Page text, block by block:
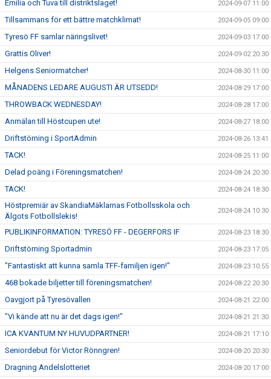
Emilia och Tuva till distriktslaget! 2024-09-07 11:00
Tillsammans för ett bättre matchklimat! 2024-09-05 09:00
Tyresö FF samlar näringslivet! 2024-09-03 17:00
Grattis Oliver! 2024-09-02 20:30
Helgens Seniormatcher! 2024-08-30 11:00
MÅNADENS LEDARE AUGUSTI ÄR UTSEDD! 2024-08-29 17:00
THROWBACK WEDNESDAY! 2024-08-28 17:00
Anmälan till Höstcupen ute! 2024-08-27 18:00
Driftstörning i SportAdmin 2024-08-26 13:41
TACK! 2024-08-25 11:00
Delad poäng i Föreningsmatchen! 2024-08-24 20:30
TACK! 2024-08-24 18:30
Höstpremiär av SkandiaMäklarnas Fotbollsskola och
Älgots Fotbollslekis!
2024-08-24 10:30
PUBLIKINFORMATION: TYRESÖ FF - DEGERFORS IF 2024-08-23 18:30
Driftstörning Sportadmin 2024-08-23 17:05
"Fantastiskt att kunna samla TFF-familjen igen!" 2024-08-23 10:55
468 bokade biljetter till föreningsmatchen! 2024-08-22 20:30
Oavgjort på Tyresövallen 2024-08-21 22:00
"Vi kände att nu är det dags igen!" 2024-08-21 21:30
ICA KVANTUM NY HUVUDPARTNER! 2024-08-21 17:10
Seniordebut för Victor Rönngren! 2024-08-20 20:30
Dragning Andelslotteriet 2024-08-20 17:00